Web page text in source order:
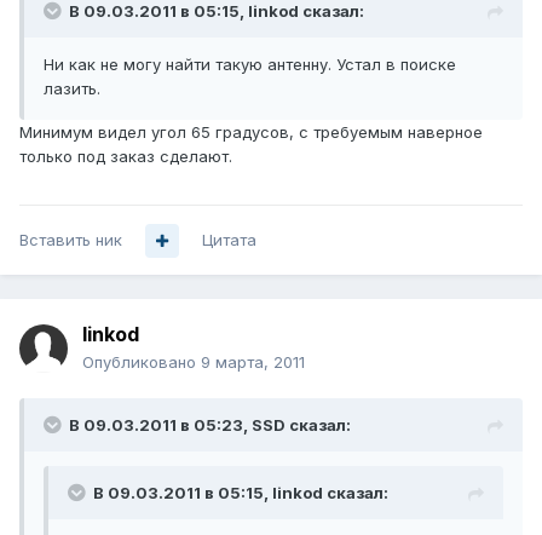
В 09.03.2011 в 05:15, linkod сказал:
Ни как не могу найти такую антенну. Устал в поиске
лазить.
Минимум видел угол 65 градусов, с требуемым наверное
только под заказ сделают.
Вставить ник Цитата
linkod
Опубликовано 9 марта, 2011
В 09.03.2011 в 05:23, SSD сказал:
В 09.03.2011 в 05:15, linkod сказал: